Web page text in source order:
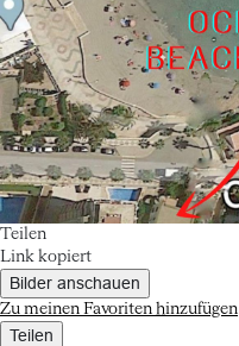
Teilen
Link kopiert
Bilder anschauen
Zu meinen Favoriten hinzufügen
Teilen